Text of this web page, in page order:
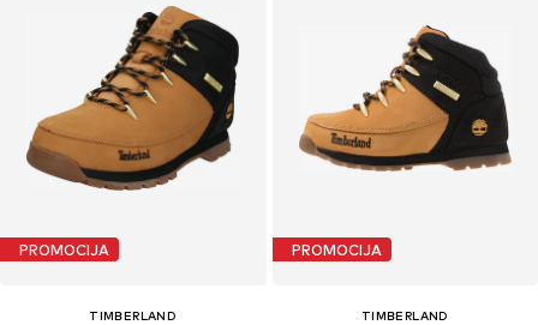
PROMOCIJA
TIMBERLAND
PROMOCIJA
TIMBERLAND